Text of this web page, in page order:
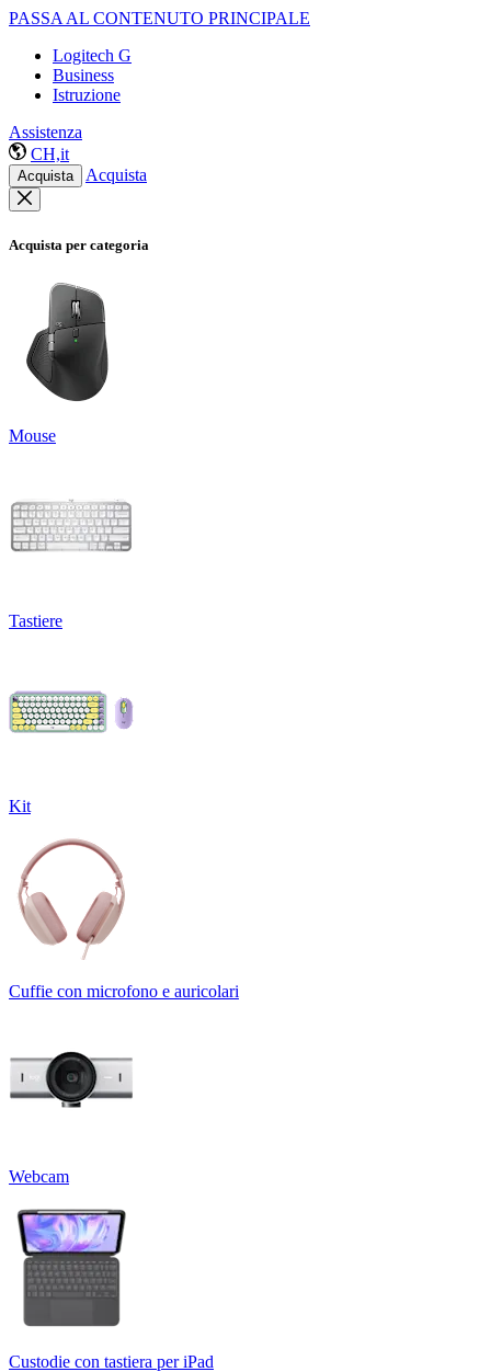
PASSA AL CONTENUTO PRINCIPALE
Logitech G
Business
Istruzione
Assistenza
CH,it
Acquista Acquista
Acquista per categoria
Mouse
Tastiere
Kit
Cuffie con microfono e auricolari
Webcam
Custodie con tastiera per iPad